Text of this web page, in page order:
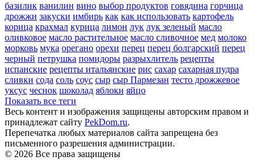
базилик ванилин вино выбор продуктов говядина горчица
дрожжи закуски имбирь как как использовать картофель
корица крахмал курица лимон лук лук зеленый масло
оливковое масло растительное масло сливочное мед молоко
морковь мука орегано орехи перец перец болгарский перец
черный петрушка помидоры разрыхлитель рецепты
испанские рецепты итальянские рис сахар сахарная пудра
сливки сода соль соус сыр сыр Пармезан тесто дрожжевое
уксус чеснок шоколад яблоки яйцо
Показать все теги
Весь контент и изображения защищены авторским правом и
принадлежат сайту PekDom.ru.
Перепечатка любых материалов сайта запрещена без
письменного разрешения администрации.
© 2026 Все права защищены